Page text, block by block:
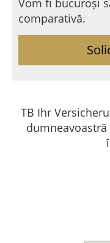
comparativă.
TB Ihr